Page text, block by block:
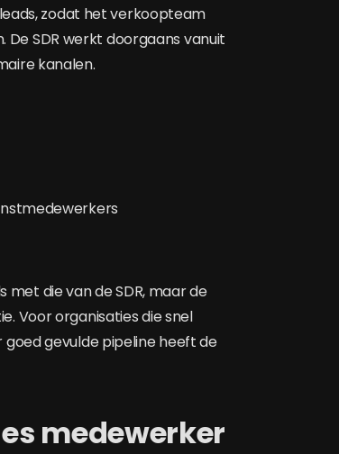
zodat het verkoopteam
SDR werkt doorgaans vanuit
kanalen.
met die van de SDR, maar de
Voor organisaties die snel
goed gevulde pipeline heeft de
medewerker